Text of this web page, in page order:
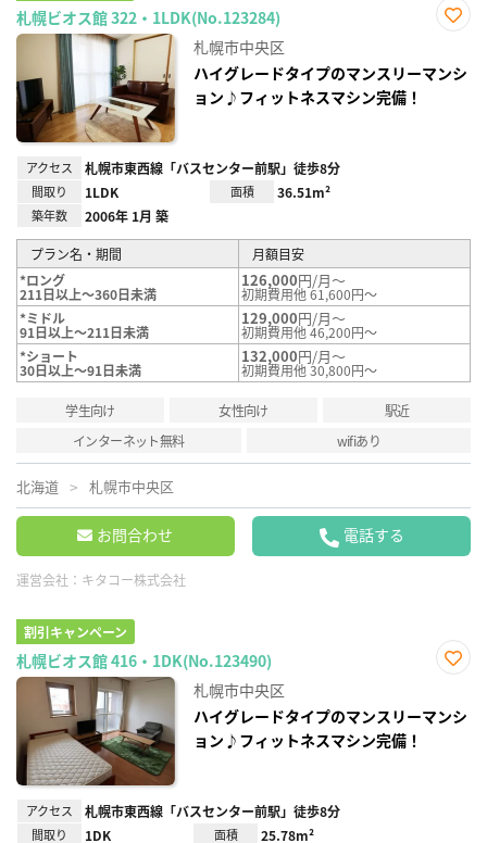
札幌ビオス館 322・1LDK(No.123284)
り登
録
札幌市中央区
ハイグレードタイプのマンスリーマンシ
ョン♪フィットネスマシン完備！
アクセス 札幌市東西線「バスセンター前駅」徒歩8分
間取り 1LDK 面積 36.51m²
築年数 2006年 1月 築
プラン名・期間
月額目安
*ロング
211日以上～360日未満
126,000円/月～
初期費用他 61,600円～
*ミドル
91日以上～211日未満
129,000円/月～
初期費用他 46,200円～
*ショート
30日以上～91日未満
132,000円/月～
初期費用他 30,800円～
学生向け 女性向け
駅近
インターネット無料
wifiあり
北海道 札幌市中央区
お問合わせ 電話する
運営会社： キタコー株式会社
割引キャンペーン
札幌ビオス館 416・1DK(No.123490)
り登
録
札幌市中央区
ハイグレードタイプのマンスリーマンシ
ョン♪フィットネスマシン完備！
アクセス 札幌市東西線「バスセンター前駅」徒歩8分
間取り 1DK 面積 25.78m²